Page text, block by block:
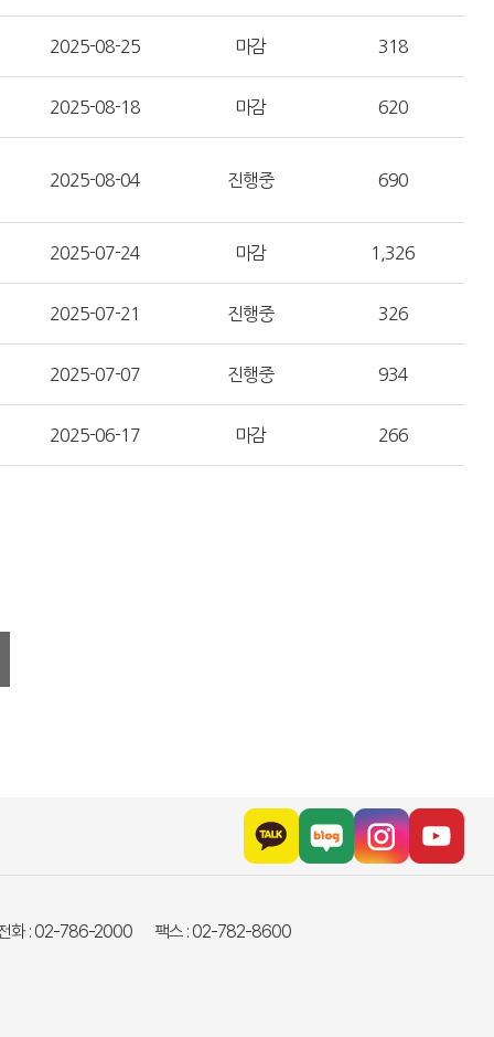
2025-08-25 마감 318
2025-08-18 마감 620
2025-08-04 진행중 690
2025-07-24 마감 1,326
2025-07-21 진행중 326
2025-07-07 진행중 934
2025-06-17 마감 266
화 : 02-786-2000
팩스 : 02-782-8600